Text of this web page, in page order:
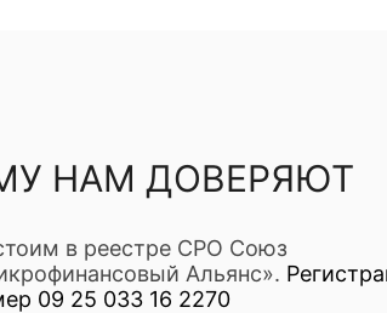
НАМ ДОВЕРЯЮТ
в реестре СРО Союз
Альянс».
09 25 033 16 2270